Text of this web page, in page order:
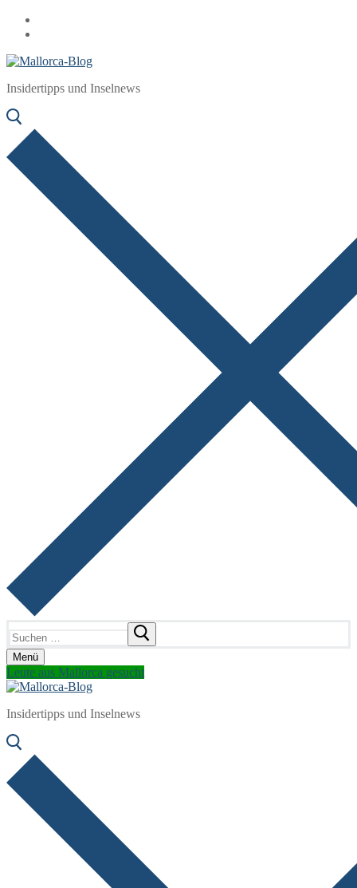
Zum
Inhalt
Menü
Schließen
Insidertipps und Inselnews
nach:
Menü
Leute aus Mallorca gesucht
Insidertipps und Inselnews